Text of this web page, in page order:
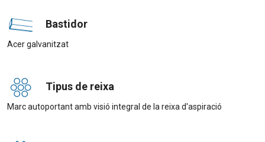
Bastidor
Acer galvanitzat
Tipus de reixa
Marc autoportant amb visió integral de la reixa d'aspiració